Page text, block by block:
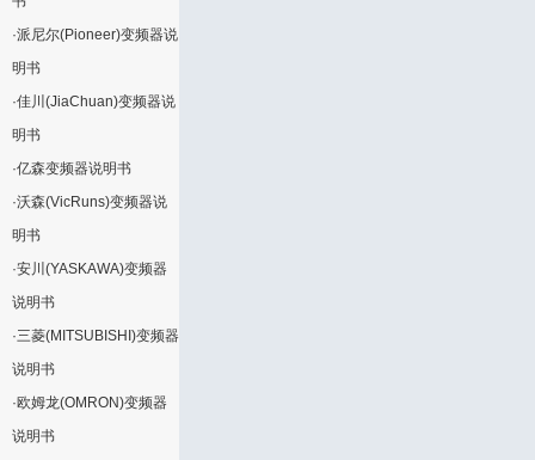
·派尼尔(Pioneer)变频器说
明书
·佳川(JiaChuan)变频器说
明书
·亿森变频器说明书
·沃森(VicRuns)变频器说
明书
·安川(YASKAWA)变频器
说明书
·三菱(MITSUBISHI)变频器
说明书
·欧姆龙(OMRON)变频器
说明书